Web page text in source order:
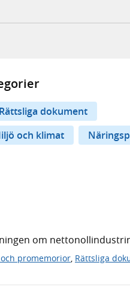
extern webbplats,
din e-postklient,
Rättsliga dokument
och klimat
om
promemorior, Rättsliga